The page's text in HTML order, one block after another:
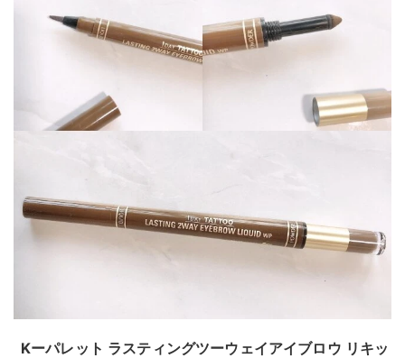
Kーパレット ラスティングツーウェイアイブロウ リキッ